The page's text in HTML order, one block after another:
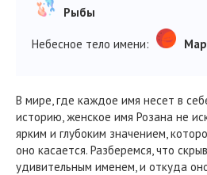
Рыбы
Небесное тело имени:
В мире, где каждое имя несет в
историю, женское имя Розана не
ярким и глубоким значением,
оно касается. Разберемся, что
удивительным именем, и откуда